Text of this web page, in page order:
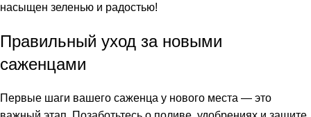
насыщен зеленью и радостью!
Правильный уход за новыми
саженцами
Первые шаги вашего саженца у нового места — это